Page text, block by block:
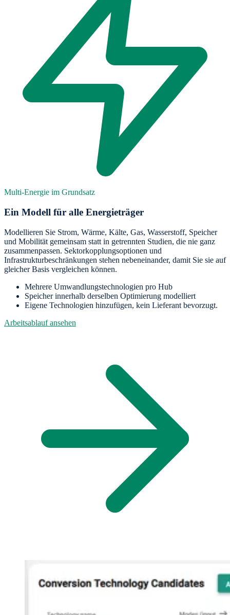
Multi-Energie im Grundsatz
Ein Modell für alle Energieträger
Modellieren Sie Strom, Wärme, Kälte, Gas, Wasserstoff, Speicher
und Mobilität gemeinsam statt in getrennten Studien, die nie ganz
zusammenpassen. Sektorkopplungsoptionen und
Infrastrukturbeschränkungen stehen nebeneinander, damit Sie sie auf
gleicher Basis vergleichen können.
Mehrere Umwandlungstechnologien pro Hub
Speicher innerhalb derselben Optimierung modelliert
Eigene Technologien hinzufügen, kein Lieferant bevorzugt.
Arbeitsablauf ansehen